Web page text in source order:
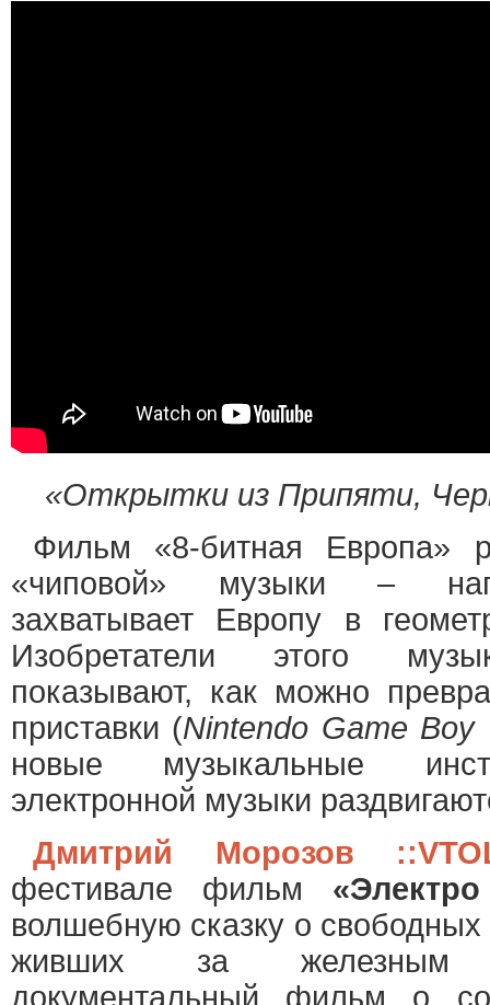
«Открытки из Припяти,
Фильм «8-битная Европа»
«чиповой» музыки –
захватывает Европу в
Изобретатели этого
показывают, как можно
приставки (Nintendo Game Boy
новые музыкальные
электронной музыки
Дмитрий Морозов
фестивале фильм
волшебную сказку о свободных
живших за железным
документальный фильм о